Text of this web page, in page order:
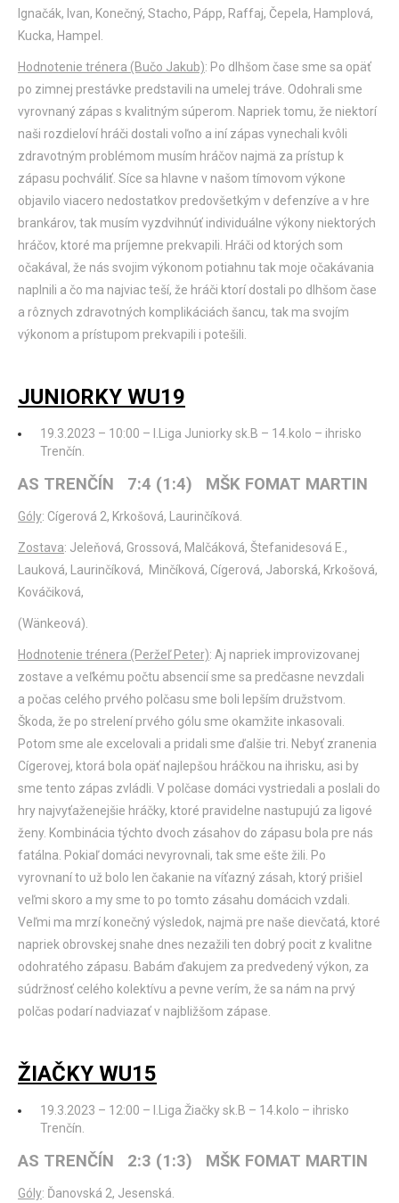
Ignačák, Ivan, Konečný, Stacho, Pápp, Raffaj, Čepela, Hamplová,
Kucka, Hampel.
Hodnotenie trénera (Bučo Jakub): Po dlhšom čase sme sa opäť
po zimnej prestávke predstavili na umelej tráve. Odohrali sme
vyrovnaný zápas s kvalitným súperom. Napriek tomu, že niektorí
naši rozdieloví hráči dostali voľno a iní zápas vynechali kvôli
zdravotným problémom musím hráčov najmä za prístup k
zápasu pochváliť. Síce sa hlavne v našom tímovom výkone
objavilo viacero nedostatkov predovšetkým v defenzíve a v hre
brankárov, tak musím vyzdvihnúť individuálne výkony niektorých
hráčov, ktoré ma príjemne prekvapili. Hráči od ktorých som
očakával, že nás svojim výkonom potiahnu tak moje očakávania
naplnili a čo ma najviac teší, že hráči ktorí dostali po dlhšom čase
a rôznych zdravotných komplikáciách šancu, tak ma svojím
výkonom a prístupom prekvapili i potešili.
JUNIORKY WU19
19.3.2023 – 10:00 – I.Liga Juniorky sk.B – 14.kolo – ihrisko
Trenčín.
AS TRENČÍN 7:4 (1:4) MŠK FOMAT MARTIN
Góly: Cígerová 2, Krkošová, Laurinčíková.
Zostava: Jeleňová, Grossová, Malčáková, Štefanidesová E.,
Lauková, Laurinčíková, Minčíková, Cígerová, Jaborská, Krkošová,
Kováčiková,
(Wänkeová).
Hodnotenie trénera (Peržeľ Peter): Aj napriek improvizovanej
zostave a veľkému počtu absencií sme sa predčasne nevzdali
a počas celého prvého polčasu sme boli lepším družstvom.
Škoda, že po strelení prvého gólu sme okamžite inkasovali.
Potom sme ale excelovali a pridali sme ďalšie tri. Nebyť zranenia
Cígerovej, ktorá bola opäť najlepšou hráčkou na ihrisku, asi by
sme tento zápas zvládli. V polčase domáci vystriedali a poslali do
hry najvyťaženejšie hráčky, ktoré pravidelne nastupujú za ligové
ženy. Kombinácia týchto dvoch zásahov do zápasu bola pre nás
fatálna. Pokiaľ domáci nevyrovnali, tak sme ešte žili. Po
vyrovnaní to už bolo len čakanie na víťazný zásah, ktorý prišiel
veľmi skoro a my sme to po tomto zásahu domácich vzdali.
Veľmi ma mrzí konečný výsledok, najmä pre naše dievčatá, ktoré
napriek obrovskej snahe dnes nezažili ten dobrý pocit z kvalitne
odohratého zápasu. Babám ďakujem za predvedený výkon, za
súdržnosť celého kolektívu a pevne verím, že sa nám na prvý
polčas podarí nadviazať v najbližšom zápase.
ŽIAČKY WU15
19.3.2023 – 12:00 – I.Liga Žiačky sk.B – 14.kolo – ihrisko
Trenčín.
AS TRENČÍN 2:3 (1:3) MŠK FOMAT MARTIN
Góly: Ďanovská 2, Jesenská.